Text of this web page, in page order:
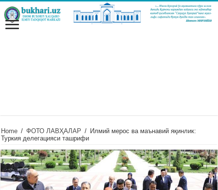
Home / ФОТО ЛАВҲАЛАР / Илмий мерос ва маънавий яқинлик:
Туркия делегацияси ташрифи